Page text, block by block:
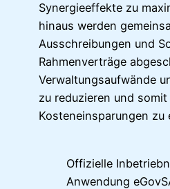
Synergieeffekte zu
hinaus werden
Ausschreibungen und
Rahmenverträge
Verwaltungsaufwände
zu reduzieren und somit
Kosteneinsparungen zu
Offizielle
Anwendung